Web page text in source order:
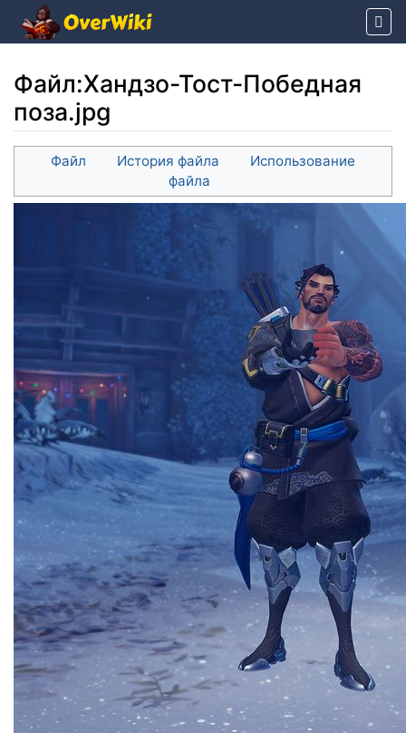
Файл:Хандзо-Тост-Победная
поза.jpg
Перейти к: навигация, поиск
Файл История файла
Использование
файла